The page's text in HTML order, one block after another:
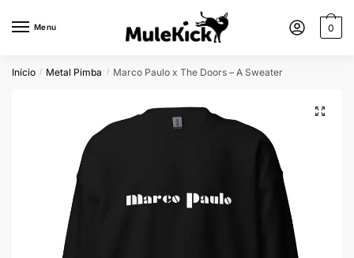
Menu 0
Início / Metal Pimba / Marco Paulo x The Doors – A Sweater
🔍